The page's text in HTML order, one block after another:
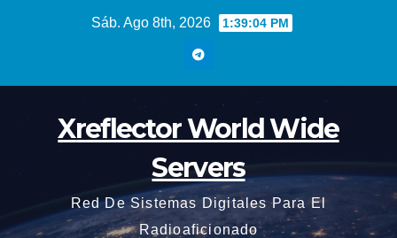
Sáb. Ago 8th, 2026 1:39:05 PM
Xreflector World Wide
Servers
Red De Sistemas Digitales Para El
Radioaficionado